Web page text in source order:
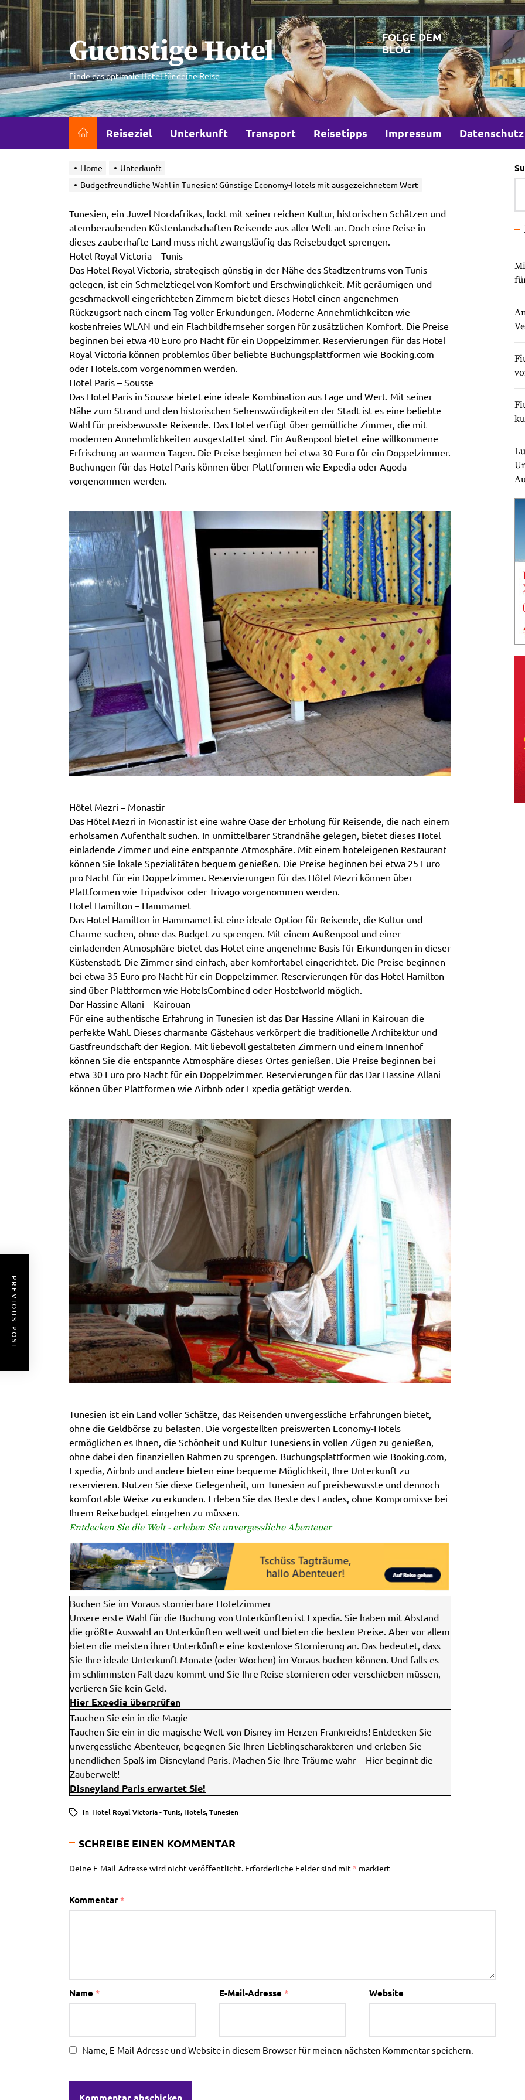
Skip
to
the
content
Guenstige Hotel
Finde das optimale Hotel für deine Reise
FOLGE DEM
BLOG
Reiseziel Unterkunft Transport Reisetipps Impressum Datenschutz
Home
Unterkunft
Budgetfreundliche Wahl in Tunesien: Günstige Economy-Hotels mit ausgezeichnetem Wert
Tunesien, ein Juwel Nordafrikas, lockt mit seiner reichen Kultur, historischen Schätzen und
atemberaubenden Küstenlandschaften Reisende aus aller Welt an. Doch eine Reise in
dieses zauberhafte Land muss nicht zwangsläufig das Reisebudget sprengen.
Hotel Royal Victoria – Tunis
Das Hotel Royal Victoria, strategisch günstig in der Nähe des Stadtzentrums von Tunis
gelegen, ist ein Schmelztiegel von Komfort und Erschwinglichkeit. Mit geräumigen und
geschmackvoll eingerichteten Zimmern bietet dieses Hotel einen angenehmen
Rückzugsort nach einem Tag voller Erkundungen. Moderne Annehmlichkeiten wie
kostenfreies WLAN und ein Flachbildfernseher sorgen für zusätzlichen Komfort. Die Preise
beginnen bei etwa 40 Euro pro Nacht für ein Doppelzimmer. Reservierungen für das Hotel
Royal Victoria können problemlos über beliebte Buchungsplattformen wie Booking.com
oder Hotels.com vorgenommen werden.
Hotel Paris – Sousse
Das Hotel Paris in Sousse bietet eine ideale Kombination aus Lage und Wert. Mit seiner
Nähe zum Strand und den historischen Sehenswürdigkeiten der Stadt ist es eine beliebte
Wahl für preisbewusste Reisende. Das Hotel verfügt über gemütliche Zimmer, die mit
modernen Annehmlichkeiten ausgestattet sind. Ein Außenpool bietet eine willkommene
Erfrischung an warmen Tagen. Die Preise beginnen bei etwa 30 Euro für ein Doppelzimmer.
Buchungen für das Hotel Paris können über Plattformen wie Expedia oder Agoda
vorgenommen werden.
Hôtel Mezri – Monastir
Das Hôtel Mezri in Monastir ist eine wahre Oase der Erholung für Reisende, die nach einem
erholsamen Aufenthalt suchen. In unmittelbarer Strandnähe gelegen, bietet dieses Hotel
einladende Zimmer und eine entspannte Atmosphäre. Mit einem hoteleigenen Restaurant
können Sie lokale Spezialitäten bequem genießen. Die Preise beginnen bei etwa 25 Euro
pro Nacht für ein Doppelzimmer. Reservierungen für das Hôtel Mezri können über
Plattformen wie Tripadvisor oder Trivago vorgenommen werden.
Hotel Hamilton – Hammamet
Das Hotel Hamilton in Hammamet ist eine ideale Option für Reisende, die Kultur und
Charme suchen, ohne das Budget zu sprengen. Mit einem Außenpool und einer
einladenden Atmosphäre bietet das Hotel eine angenehme Basis für Erkundungen in dieser
Küstenstadt. Die Zimmer sind einfach, aber komfortabel eingerichtet. Die Preise beginnen
bei etwa 35 Euro pro Nacht für ein Doppelzimmer. Reservierungen für das Hotel Hamilton
sind über Plattformen wie HotelsCombined oder Hostelworld möglich.
Dar Hassine Allani – Kairouan
Für eine authentische Erfahrung in Tunesien ist das Dar Hassine Allani in Kairouan die
perfekte Wahl. Dieses charmante Gästehaus verkörpert die traditionelle Architektur und
Gastfreundschaft der Region. Mit liebevoll gestalteten Zimmern und einem Innenhof
können Sie die entspannte Atmosphäre dieses Ortes genießen. Die Preise beginnen bei
etwa 30 Euro pro Nacht für ein Doppelzimmer. Reservierungen für das Dar Hassine Allani
können über Plattformen wie Airbnb oder Expedia getätigt werden.
Tunesien ist ein Land voller Schätze, das Reisenden unvergessliche Erfahrungen bietet,
ohne die Geldbörse zu belasten. Die vorgestellten preiswerten Economy-Hotels
ermöglichen es Ihnen, die Schönheit und Kultur Tunesiens in vollen Zügen zu genießen,
ohne dabei den finanziellen Rahmen zu sprengen. Buchungsplattformen wie Booking.com,
Expedia, Airbnb und andere bieten eine bequeme Möglichkeit, Ihre Unterkunft zu
reservieren. Nutzen Sie diese Gelegenheit, um Tunesien auf preisbewusste und dennoch
komfortable Weise zu erkunden. Erleben Sie das Beste des Landes, ohne Kompromisse bei
Ihrem Reisebudget eingehen zu müssen.
Entdecken Sie die Welt - erleben Sie unvergessliche Abenteuer
Buchen Sie im Voraus stornierbare Hotelzimmer
Unsere erste Wahl für die Buchung von Unterkünften ist Expedia. Sie haben mit Abstand
die größte Auswahl an Unterkünften weltweit und bieten die besten Preise. Aber vor allem
bieten die meisten ihrer Unterkünfte eine kostenlose Stornierung an. Das bedeutet, dass
Sie Ihre ideale Unterkunft Monate (oder Wochen) im Voraus buchen können. Und falls es
im schlimmsten Fall dazu kommt und Sie Ihre Reise stornieren oder verschieben müssen,
verlieren Sie kein Geld.
Hier Expedia überprüfen
Tauchen Sie ein in die Magie
Tauchen Sie ein in die magische Welt von Disney im Herzen Frankreichs! Entdecken Sie
unvergessliche Abenteuer, begegnen Sie Ihren Lieblingscharakteren und erleben Sie
unendlichen Spaß im Disneyland Paris. Machen Sie Ihre Träume wahr – Hier beginnt die
Zauberwelt!
Disneyland Paris erwartet Sie!
In Hotel Royal Victoria - Tunis, Hotels,Tunesien
SCHREIBE EINEN KOMMENTAR
Deine E-Mail-Adresse wird nicht veröffentlicht. Erforderliche Felder sind mit* markiert
Kommentar *
Name * E-Mail-Adresse * Website
Name, E-Mail-Adresse und Website in diesem Browser für meinen nächsten Kommentar speichern.
PREVIOUS POST